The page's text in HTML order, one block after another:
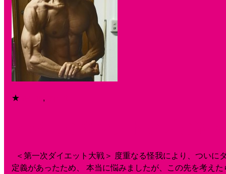
★ ,
＜第一次ダイエット大戦＞ 度重なる怪我により、つい
定義があったため、 本当に悩みましたが、この先を考え